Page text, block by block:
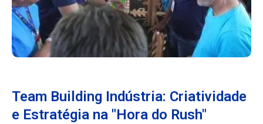
Team Building Indústria: Criatividade
e Estratégia na "Hora do Rush"